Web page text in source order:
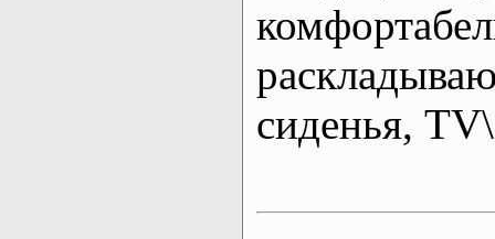
сиденья,